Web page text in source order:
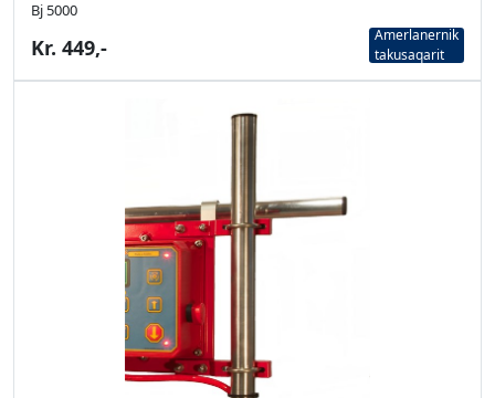
Bj 5000
Kr. 449,-
Amerlanernik
takusaqarit